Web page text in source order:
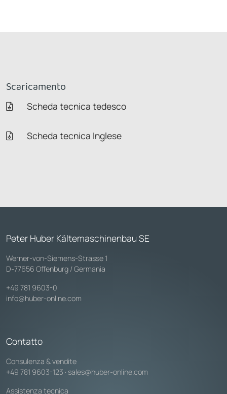
Scaricamento
Scheda tecnica tedesco
Scheda tecnica Inglese
Peter Huber Kältemaschinenbau SE
Werner-von-Siemens-Strasse 1
D-77656 Offenburg / Germania
+49 781 9603-0
info@huber-online.com
Contatto
Consulenza & vendite
+49 781 9603-123 · sales@huber-online.com
Assistenza tecnica